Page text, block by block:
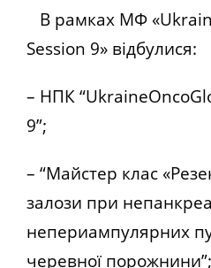
В рамках МФ
Session 9» відбулися:
– НПК
9”;
– “Майстер клас
залози при
непериампулярних
черевної порожнини”;